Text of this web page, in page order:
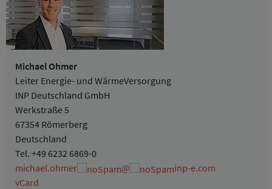
Michael Ohmer
Leiter Energie- und WärmeVersorgung
INP Deutschland GmbH
Werkstraße 5
67354 Römerberg
Deutschland
Tel. +49 6232 6869-0
michael.ohmer
@
inp-e.com
vCard